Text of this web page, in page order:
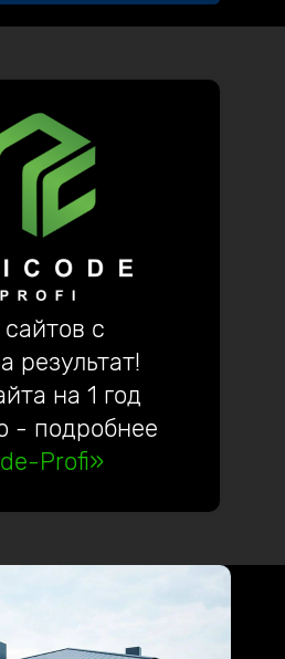
с
результат!
на 1 год
- подробнее
Profi»